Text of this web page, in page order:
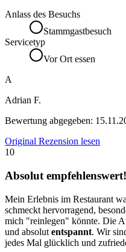
Anlass des Besuchs
Stammgastbesuch
Servicetyp
Vor Ort essen
A
Adrian F.
Bewertung abgegeben:
Original Rezension lesen
10
Absolut empfehlenswert!
Mein Erlebnis im Restaurant
schmeckt hervorragend,
mich "reinlegen" könnte. Die
und absolut entspannt. Wir
jedes Mal glücklich und